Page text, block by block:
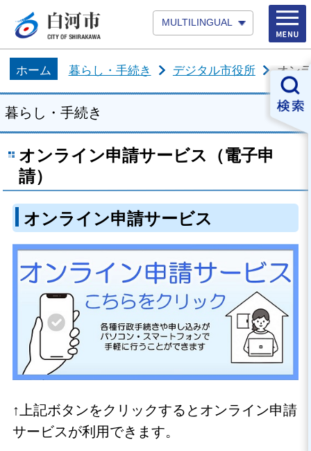
MULTILINGUAL
ホーム 暮らし・手続き デジタル市役所 オン
暮らし・手続き
オンライン申請サービス（電子申
請）
オンライン申請サービス
↑上記ボタンをクリックするとオンライン申請
サービスが利用できます。